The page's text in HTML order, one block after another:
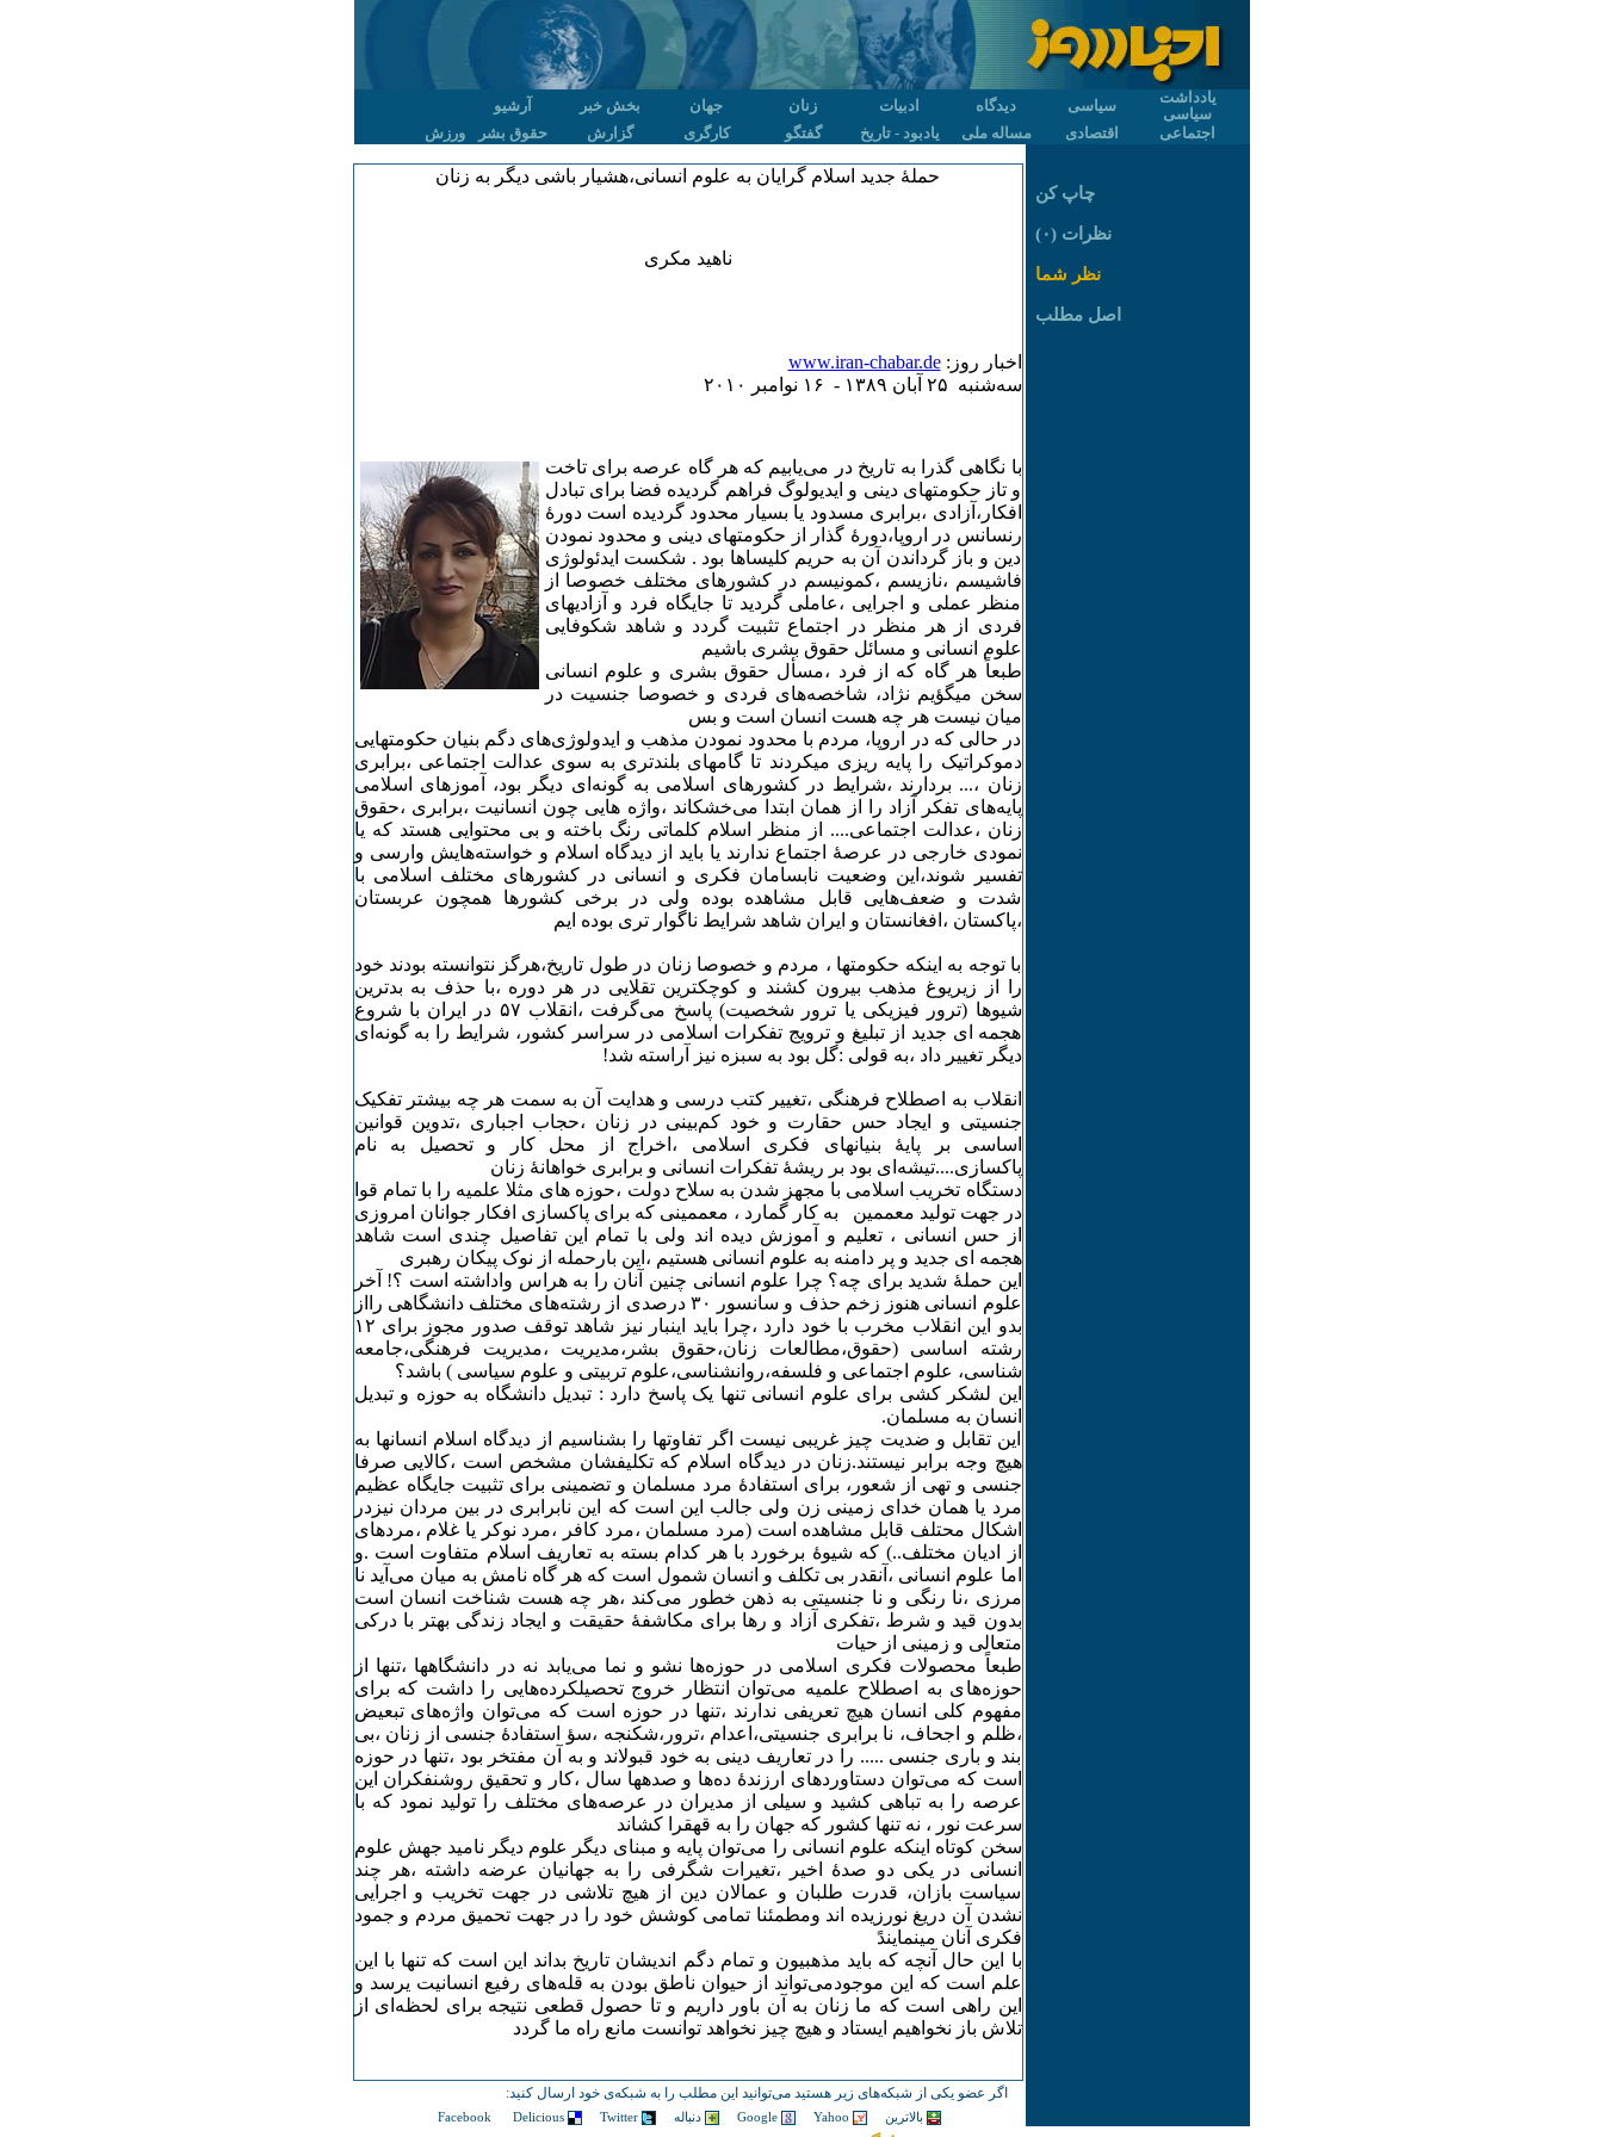
یادداشت
سیاسی
سیاسی دیدگاه ادبیات زنان جهان بخش خبر
آرشیو
اجتماعی
اقتصادی مساله ملی یادبود - تاریخ گفتگو کارگری گزارش حقوق بشر ورزش
حملهٔ جدید اسلام گرایان به علوم انسانی،هشیار باشی‌ دیگر به زنان
ناهید مکری
اخبار روز:www.iran-chabar.de
سه‌شنبه ۲۵ آبان ۱٣٨۹ - ۱۶ نوامبر ۲۰۱۰
با نگاهی‌ گذرا به تاریخ در می‌یابیم که هر گاه عرصه برای تاخت
و تاز حکومتهای دینی و ایدیولوگ فراهم گردیده فضا برای تبادل
افکار،آزادی ،برابری مسدود یا بسیار محدود گردیده است دورهٔ
رنسانس در اروپا،دورهٔ گذار از حکومتهای دینی و محدود نمودن
دین و باز گرداندن آن به حریم کلیساها بود . شکست ایدئولوژی
فاشیسم ،نازیسم ،کمونیسم در کشورهای مختلف خصوصا از
منظر عملی‌ و اجرایی ،عاملی گردید تا جایگاه فرد و آزادیهای
فردی از هر منظر در اجتماع تثبیت گردد و شاهد شکوفایی
علوم انسانی‌ و مسائل حقوق بشری باشیم
طبعاً هر گاه که از فرد ،مسأل حقوق بشری و علوم انسانی‌
سخن میگؤیم نژاد، شاخصه‌های فردی و خصوصا جنسیت در
میان نیست هر چه هست انسان است و بس
در حالی‌ که در اروپا، مردم با محدود نمودن مذهب و ایدولوژی‌های دگم بنیان حکومتهایی
دموکراتیک را پایه ریزی میکردند تا گامهای بلندتری به سوی عدالت اجتماعی ،برابری
زنان ،... بردارند ،شرایط در کشورهای اسلامی به گونه‌ای دیگر بود، آموز‌های اسلامی
پایه‌های تفکر آزاد را از همان ابتدا می‌‌خشکاند ،واژه هایی چون انسانیت ،برابری ،حقوق
زنان ،عدالت اجتماعی.... از منظر اسلام کلماتی‌ رنگ باخته و بی‌ محتوایی هستد که یا
نمودی خارجی‌ در عرصهٔ اجتماع ندارند یا باید از دیدگاه اسلام و خواسته‌هایش وارسی و
تفسیر شوند،این وضعیت نابسامان فکری و انسانی در کشورهای مختلف اسلامی با
شدت و ضعف‌هایی‌ قابل مشاهده بوده ولی‌ در برخی‌ کشورها همچون عربستان
،پاکستان ،افغانستان و ایران شاهد شرایط ناگوار تری بوده ایم
با توجه به اینکه حکومتها ، مردم و خصوصا زنان در طول تاریخ،هرگز نتوانسته بودند خود
را از زیریوغ مذهب بیرون کشند و کوچکترین تقلایی در هر دوره ،با حذف به بدترین
شیوها (ترور فیزیکی‌ یا ترور شخصیت) پاسخ می‌گرفت ،انقلاب ۵۷ در ایران با شروع
هجمه ‌ای جدید از تبلیغ و ترویج تفکرات اسلامی در سراسر کشور، شرایط را به گونه‌ای
دیگر تغییر داد ،به قولی :گل بود به سبزه نیز آراسته شد!
انقلاب به اصطلاح فرهنگی‌ ،تغییر کتب درسی‌ و هدایت آن به سمت هر چه بیشتر تفکیک
جنسیتی و ایجاد حس حقارت و خود کم‌بینی در زنان ،حجاب اجباری ،تدوین قوانین
اساسی‌ بر پایهٔ بنیانهای فکری اسلامی ،اخراج از محل کار و تحصیل به نام
پاکسازی....تیشه‌ای بود بر ریشهٔ تفکرات انسانی‌ و برابری خواهانهٔ زنان
دستگاه تخریب اسلامی با مجهز شدن به سلاح دولت ،حوزه های مثلا علمیه را با تمام قوا
در جهت تولید معممین به کار گمارد ، معممینی که برای پاکسازی افکار جوانان امروزی
از حس انسانی ‌، تعلیم و آموزش دیده اند ولی با تمام این تفاصیل چندی است شاهد
هجمه ای جدید و پر دامنه به علوم انسانی هستیم ،این بارحمله از نوک پیکان رهبری
این حملهٔ شدید برای چه؟ چرا علوم انسانی‌ چنین آنان را به هراس واداشته است ؟! آخر
علوم انسانی‌ هنوز زخم حذف و سانسور ۳۰ درصدی از رشته‌های مختلف دانشگاهی رااز
بدو این انقلاب مخرب با خود دارد ،چرا باید اینبار نیز شاهد توقف صدور مجوز برای ۱۲
رشته اساسی (حقوق،مطالعات زنان،حقوق بشر،مدیریت ،مدیریت فرهنگی،جامعه
شناسی، علوم اجتماعی و فلسفه،روانشناسی،علوم تربیتی‌ و علوم سیاسی ) باشد؟
این لشکر کشی‌ برای علوم انسانی‌ تنها یک پاسخ دارد : تبدیل دانشگاه به حوزه و تبدیل
انسان به مسلمان.
این تقابل و ضدیت چیز غریبی نیست اگر تفاوتها را بشناسیم از دیدگاه اسلام انسانها به
هیچ وجه برابر نیستند.زنان در دیدگاه اسلام که تکلیفشان مشخص است ،کالایی صرفا
جنسی‌ و تهی از شعور، برای استفادهٔ مرد مسلمان و تضمینی برای تثبیت جایگاه عظیم
مرد یا همان خدای زمینی زن ولی‌ جالب این است که این نابرابری در بین مردان نیزدر
اشکال محتلف قابل مشاهده است (مرد مسلمان ،مرد کافر ،مرد نوکر یا غلام ،مردهای
از ادیان مختلف..) که شیوهٔ برخورد با هر کدام بسته به تعاریف اسلام متفاوت است .و
اما علوم انسانی‌ ،آنقدر بی‌ تکلف و انسان شمول است که هر گاه نامش به میان می‌‌آید نا
مرزی ،نا رنگی‌ و نا جنسیتی به ذهن خطور می‌کند ،هر چه هست شناخت انسان است
بدون قید و شرط ،تفکری آزاد و رها برای مکاشفهٔ حقیقت و ایجاد زندگی‌ بهتر با درکی
متعالی و زمینی‌ از حیات
طبعاً محصولات فکری اسلامی در حوزه‌ها نشو و نما می‌یابد نه در دانشگاهها ،تنها از
حوزه‌های به اصطلاح علمیه می‌توان انتظار خروج تحصیلکرده‌هایی‌ را داشت که برای
مفهوم کلی‌ انسان هیچ تعریفی ندارند ،تنها در حوزه است که می‌توان واژه‌های تبعیض
،ظلم و اجحاف، نا برابری جنسیتی،اعدام ،ترور،شکنجه ،سؤ استفادهٔ جنسی‌ از زنان ،بی‌
بند و باری جنسی‌ ..... را در تعاریف دینی به خود قبولاند و به آن مفتخر بود ،تنها در حوزه
است که می‌توان دستاوردهای ارزندهٔ ده‌ها و صدهها سال ،کار و تحقیق روشنفکران این
عرصه را به تباهی کشید و سیلی از مدیران در عرصه‌های مختلف را تولید نمود که با
سرعت نور ، نه تنها کشور که جهان را به قهقرا کشاند
سخن کوتاه اینکه علوم انسانی را می‌توان پایه و مبنای دیگر علوم دیگر نامید جهش علوم
انسانی‌ در یکی‌ دو صدهٔ اخیر ،تغیرات شگرفی را به جهانیان عرضه داشته ،هر چند
سیاست بازان، قدرت طلبان و عمالان دین از هیچ تلاشی در جهت تخریب و اجرایی
نشدن آن دریغ نورزیده اند ومطمئنا تمامی کوشش خود را در جهت تحمیق مردم و جمود
فکری آنان مینمایندً
با این حال آنچه که باید مذهبیون و تمام دگم اندیشان تاریخ بداند این است که تنها با این
علم است که این موجودمی‌تواند از حیوان ناطق بودن به قله‌های رفیع انسانیت یرسد و
این راهی‌ است که ما زنان به آن باور داریم و تا حصول قطعی نتیجه برای لحظه‌ای از
تلاش باز نخواهیم ایستاد و هیچ چیز نخواهد توانست مانع راه ما گردد
اگر عضو یکی از شبکه‌های زیر هستید می‌توانید این مطلب را به شبکه‌ی خود ارسال کنید:
Facebook Delicious Twitter Google Yahoo
چاپ کن
نظرات (۰)
نظر شما
اصل مطلب